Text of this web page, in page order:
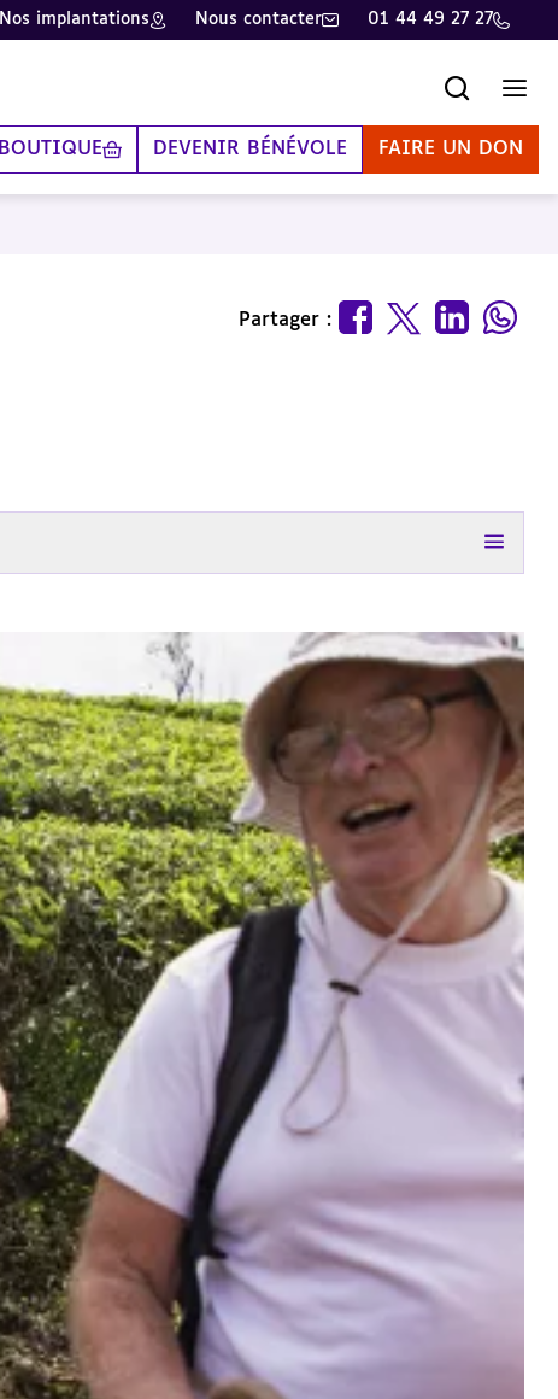
Nos implantations Nous contacter 01 44 49 27 27
BOUTIQUE DEVENIR BÉNÉVOLE FAIRE UN DON
Partager :